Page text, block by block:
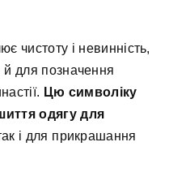
чистоту і невинність,
для позначення
Цю символіку
одягу для
і для прикрашання